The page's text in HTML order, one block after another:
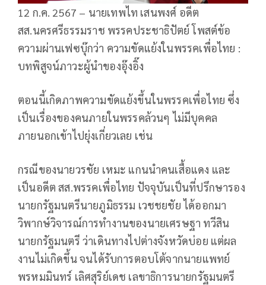
12 ก.ค. 2567 – นายเทพไท เสนพงศ์ อดีต
สส.นครศรีธรรมราช พรรคประชาธิปัตย์ โพสต์ข้อ
ความผ่านเฟซบุ๊กว่า ความขัดแย้งในพรรคเพื่อไทย :
บทพิสูจน์ภาวะผู้นำของอุ๊งอิ๊ง
ตอนนี้เกิดภาพความขัดแย้งขึ้นในพรรคเพื่อไทย ซึ่ง
เป็นเรื่องของคนภายในพรรคล้วนๆ ไม่มีบุคคล
ภายนอกเข้าไปยุ่งเกี่ยวเลย เช่น
กรณีของนายวรชัย เหมะ แกนนำคนเสื้อแดง และ
เป็นอดีต สส.พรรคเพื่อไทย ปัจจุบันเป็นที่ปรึกษารอง
นายกรัฐมนตรีนายภูมิธรรม เวชชยชัย ได้ออกมา
วิพากษ์วิจารณ์การทำงานของนายเศรษฐา ทวีสิน
นายกรัฐมนตรี ว่าเดินทางไปต่างจังหวัดบ่อย แต่ผล
งานไม่เกิดขึ้น จนได้รับการตอบโต้จากนายแพทย์
พรหมมินทร์ เลิศสุริย์เดช เลขาธิการนายกรัฐมนตรี